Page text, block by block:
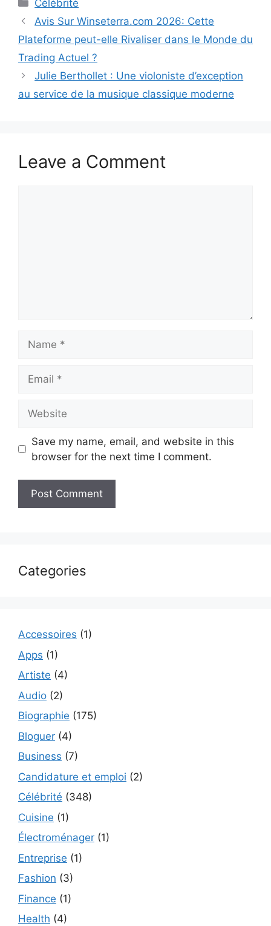
Célébrité
Avis Sur Winseterra.com 2026: Cette
Plateforme peut-elle Rivaliser dans le Monde du
Trading Actuel ?
Julie Berthollet : Une violoniste d’exception
au service de la musique classique moderne
Leave a Comment
Save my name, email, and website in this
browser for the next time I comment.
Categories
Accessoires (1)
Apps (1)
Artiste (4)
Audio (2)
Biographie (175)
Bloguer (4)
Business (7)
Candidature et emploi (2)
Célébrité (348)
Cuisine (1)
Électroménager (1)
Entreprise (1)
Fashion (3)
Finance (1)
Health (4)